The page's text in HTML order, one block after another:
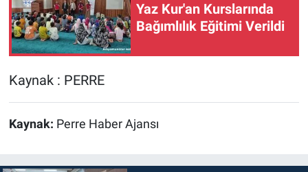
Yaz Kur'an Kurslarında
Bağımlılık Eğitimi Verildi
Kaynak : PERRE
Kaynak: Perre Haber Ajansı